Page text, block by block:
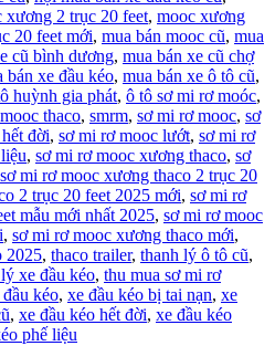
xương 2 trục 20 feet, mooc xương
20 feet mới, mua bán mooc cũ, mua
cũ bình dương, mua bán xe cũ chợ
bán xe đầu kéo, mua bán xe ô tô cũ,
huỳnh gia phát, ô tô sơ mi rơ moóc,
thaco, smrm, sơ mi rơ mooc, sơ
đời, sơ mi rơ mooc lướt, sơ mi rơ
, sơ mi rơ mooc xương thaco, sơ
sơ mi rơ mooc xương thaco 2 trục 20
2 trục 20 feet 2025 mới, sơ mi rơ
mẫu mới nhất 2025, sơ mi rơ mooc
, sơ mi rơ mooc xương thaco mới,
2025, thaco trailer, thanh lý ô tô cũ,
xe đầu kéo, thu mua sơ mi rơ
kéo, xe đầu kéo bị tai nạn, xe
, xe đầu kéo hết đời, xe đầu kéo
phế liệu